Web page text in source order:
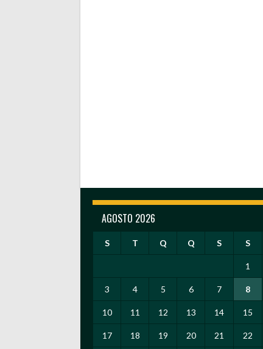
AGOSTO 2026
S T Q Q S S
1
3 4 5 6 7 8
10 11 12 13 14 15
17 18 19 20 21 22